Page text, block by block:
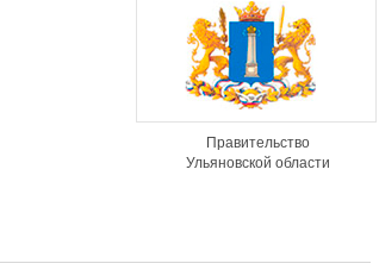
Правительство
Ульяновской области